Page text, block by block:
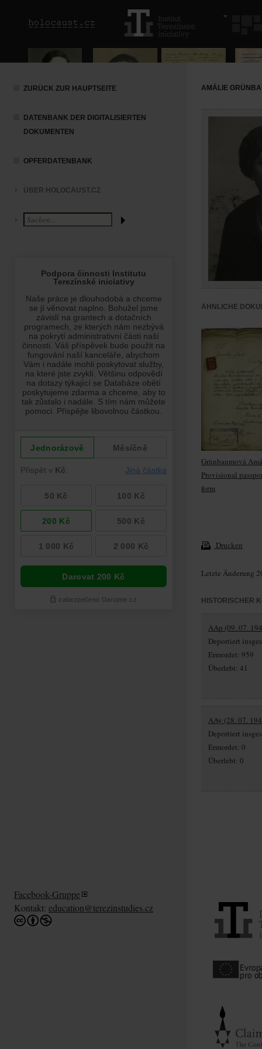
ZURÜCK ZUR HAUPTSEITE
DATENBANK DER DIGITALISIERTEN
DOKUMENTEN
OPFERDATENBANK
ÜBER HOLOCAUST.CZ
AMÁLIE
ÄHNLICHE
Grünbaumová
Provisional
form
Drucken
Letzte Änderung
HISTORISCHER
AAp (09. 07.
Deportiert
Ermordet: 959
Überlebt: 41
AAy (28. 07.
Deportiert
Ermordet: 0
Überlebt: 0
Facebook-Gruppe
Kontakt: education@terezinstudies.cz